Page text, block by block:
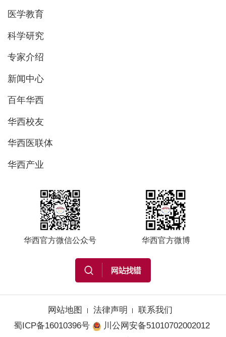
医学教育
科学研究
专家介绍
新闻中心
百年华西
华西校友
华西医联体
华西产业
华西官方微信公众号 华西官方微博
网站地图 法律声明
联系我们
蜀ICP备16010396号
川公网安备51010702002012